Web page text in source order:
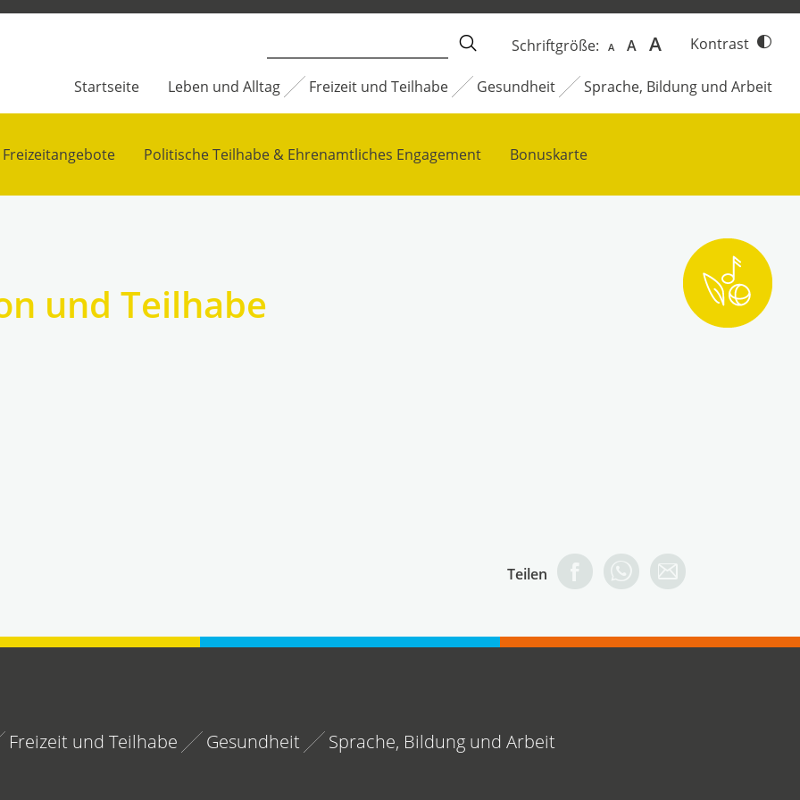
Schriftgröße: A
Decrease
fontA Reset
size.
AIncrease
font
size.
Kontrast
Startseite Leben und Alltag Freizeit und Teilhabe Gesundheit Sprache, Bildung und Arbeit
Freizeitangebote Politische Teilhabe & Ehrenamtliches Engagement Bonuskarte
und Teilhabe
Teilen
Freizeit und Teilhabe Gesundheit Sprache, Bildung und Arbeit